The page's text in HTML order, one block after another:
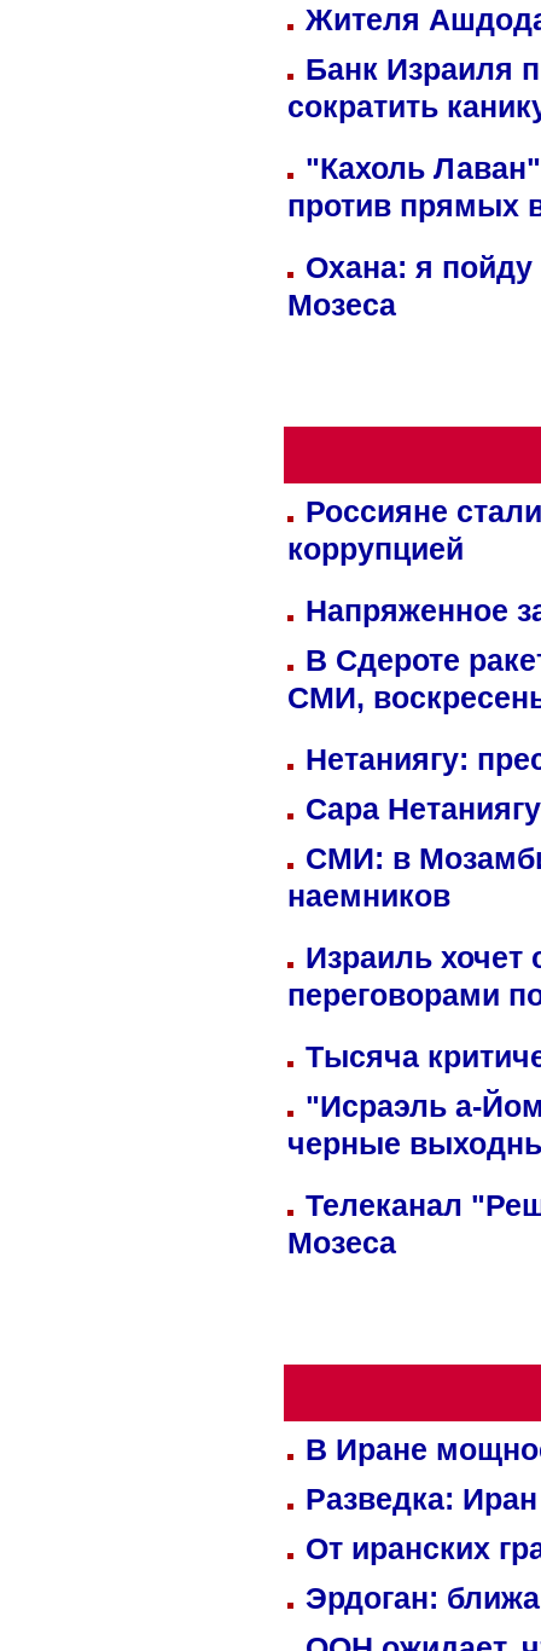
Жителя
Банк Израиля
сократить
"Кахоль
против прямых
Охана: я пойду
Мозеса
Россияне
коррупцией
Напряженное
В Сдероте
СМИ,
Нетаниягу:
Сара
СМИ: в
наемников
Израиль хочет
переговорами
Тысяча
"Исраэль а-
черные
Телеканал
Мозеса
В Иране
Разведка:
От иранских
Эрдоган: